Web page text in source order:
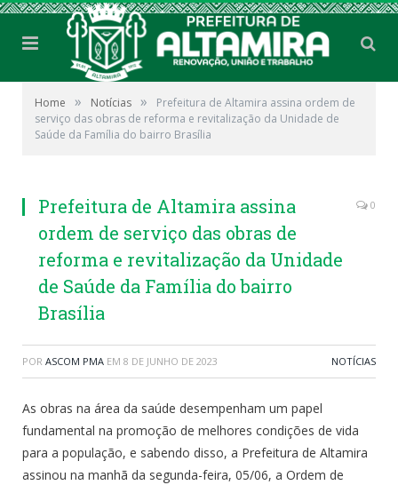
Home » Notícias »
Prefeitura de Altamira assina ordem de
serviço das obras de reforma e revitalização da Unidade de
Saúde da Família do bairro Brasília
Prefeitura de Altamira assina
ordem de serviço das obras de
reforma e revitalização da Unidade
de Saúde da Família do bairro
Brasília
0
POR ASCOM PMA EM 8 DE JUNHO DE 2023 NOTÍCIAS
As obras na área da saúde desempenham um papel
fundamental na promoção de melhores condições de vida
para a população, e sabendo disso, a Prefeitura de Altamira
assinou na manhã da segunda-feira, 05/06, a Ordem de